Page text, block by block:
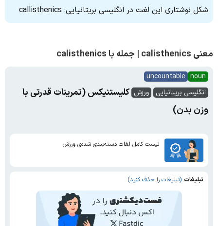
شکل نوشتاری این لغت در انگلیسی بریتانیایی: callisthenics
معنی calisthenics | جمله با calisthenics
noun
uncountable
انگلیسی بریتانیایی
ورزش کلیستنیکس (تمرینات قدرتی با
وزن بدن)
لیست کامل لغات دسته‌بندی شده‌ی ورزش
تبلیغات (تبلیغات را حذف کنید)